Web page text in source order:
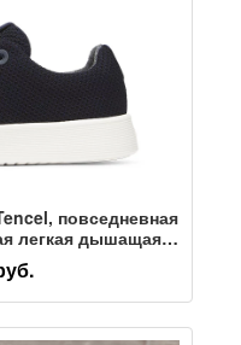
повседневная
легкая дышащая
обувь с низким